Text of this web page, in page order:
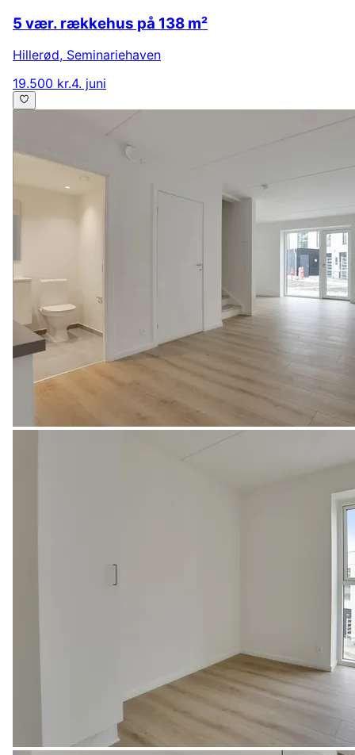
5 vær. rækkehus på 138 m²
Hillerød, Seminariehaven
19.500 kr.4. juni